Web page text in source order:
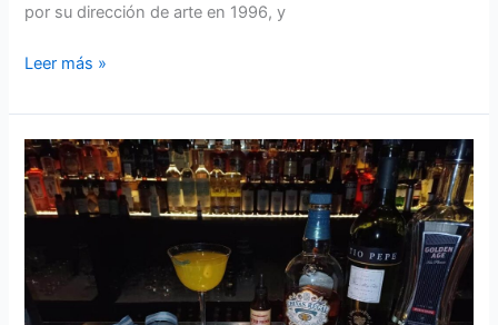
por su dirección de arte en 1996, y
Leer más »
El
trago
elegido
el
mejor
en